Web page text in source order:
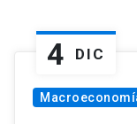
4 DIC